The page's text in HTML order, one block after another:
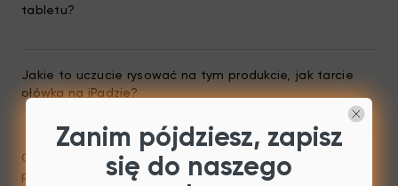
tabletu?
Jakie to uczucie rysować na tym produkcie, jak tarcie
ołówka na iPadzie?
Czy produkt jest wyposażony w folię
przeciwodblaskową？
Zanim pójdziesz, zapisz
się do naszego